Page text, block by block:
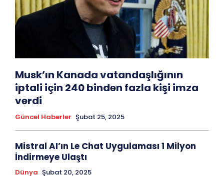
Musk’ın Kanada vatandaşlığının
iptali için 240 binden fazla kişi imza
verdi
Güncel Haberler Şubat 25, 2025
Mistral AI’ın Le Chat Uygulaması 1 Milyon
İndirmeye Ulaştı
Dünya Şubat 20, 2025